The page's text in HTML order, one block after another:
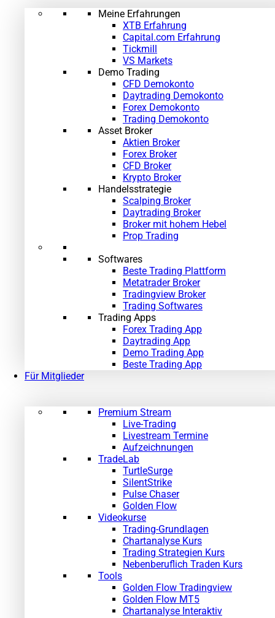
Meine Erfahrungen
XTB Erfahrung
Capital.com Erfahrung
Tickmill
VS Markets
Demo Trading
CFD Demokonto
Daytrading Demokonto
Forex Demokonto
Trading Demokonto
Asset Broker
Aktien Broker
Forex Broker
CFD Broker
Krypto Broker
Handelsstrategie
Scalping Broker
Daytrading Broker
Broker mit hohem Hebel
Prop Trading
Softwares
Beste Trading Plattform
Metatrader Broker
Tradingview Broker
Trading Softwares
Trading Apps
Forex Trading App
Daytrading App
Demo Trading App
Beste Trading App
Für Mitglieder
Premium Stream
Live-Trading
Livestream Termine
Aufzeichnungen
TradeLab
TurtleSurge
SilentStrike
Pulse Chaser
Golden Flow
Videokurse
Trading-Grundlagen
Chartanalyse Kurs
Trading Strategien Kurs
Nebenberuflich Traden Kurs
Tools
Golden Flow Tradingview
Golden Flow MT5
Chartanalyse Interaktiv